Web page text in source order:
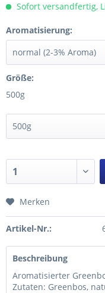
Sofort versandfertig,
Aromatisierung:
Größe:
500g
Merken
Artikel-Nr.:
Beschreibung
Aromatisierter
Zutaten: Greenbos,